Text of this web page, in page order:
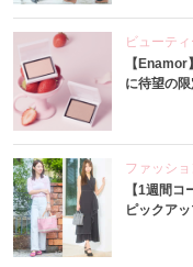
ビューティ
【
に待望の
ファッショ
【1週間
ピックア